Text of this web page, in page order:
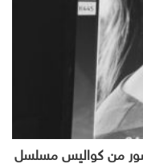
صور من كواليس مسلسل